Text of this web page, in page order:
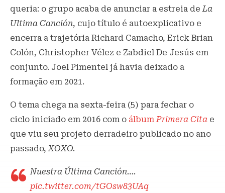
queria: o grupo acaba de anunciar a estreia deLa
Ultima Canción, cujo título é autoexplicativo e
encerra a trajetória Richard Camacho, Erick Brian
Colón, Christopher Vélez e Zabdiel De Jesús em
conjunto. Joel Pimentel já havia deixado a
formação em 2021.
O tema chega na sexta-feira (5) para fechar o
ciclo iniciado em 2016 com o álbumPrimera Cita e
que viu seu projeto derradeiro publicado no ano
passado,XOXO.
Nuestra Última Canción….
pic.twitter.com/tGOsw83UAq